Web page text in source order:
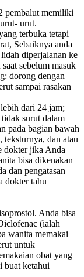
pembalut memiliki
urut.
terbuka tetapi
Sebaiknya anda
diperjalanan ke
sebelum masuk
dorong dengan
sampai rasakan
dari 24 jam;
surut dalam
pada bagian bawah
dan atau
dokter jika Anda
bisa dikenakan
dan pengatasan
dokter tahu
Anda bisa
(ialah
wanita memakai
untuk
obat yang
buat ketahui